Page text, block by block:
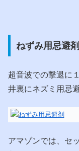
ねずみ用忌避
超音波での撃退に
井裏にネズミ用忌
アマゾンでは、セ